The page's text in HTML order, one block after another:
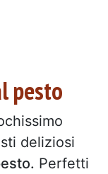
pesto
deliziosi
Perfetti